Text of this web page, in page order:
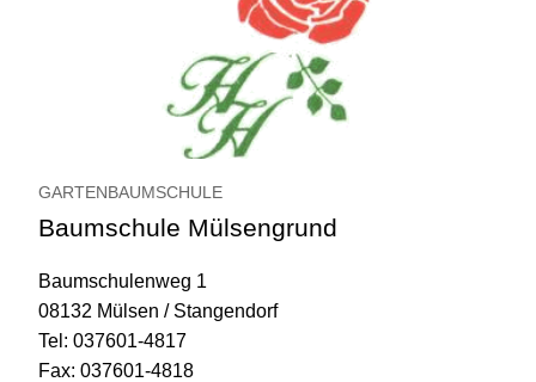
GARTENBAUMSCHULE
Baumschule Mülsengrund
Baumschulenweg 1
08132 Mülsen / Stangendorf
Tel: 037601-4817
Fax: 037601-4818